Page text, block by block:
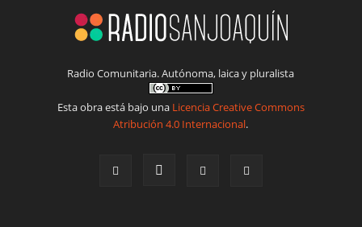
Radio Comunitaria. Autónoma, laica y pluralista
Esta obra está bajo una Licencia Creative Commons
Atribución 4.0 Internacional.